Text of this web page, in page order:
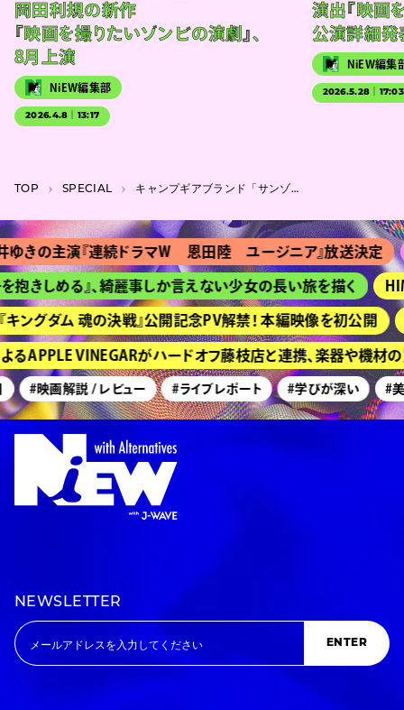
岡田利規の新作
『映画を撮りたいゾンビの演劇』、
8月上演
NiEW編集部
2026.4.8｜13:17
演出『映画
公演詳細発
NiEW編集
2026.5.28｜17:03
TOP SPECIAL キャンプギアブランド「サンゾー工務店」のSanzoは、愛と遊び心をアイテムに込める
主演『連続ドラマＷ 恩田陸 ユージニア』放送決定 『Ｔ
める』、綺麗事しか言えない少女の長い旅を描く
ダム 魂の決戦』公開記念PV解禁！ 本編映像を初公開 京都
VINEGARがハードオフ藤枝店と連携、楽器や機材の買
#映画解説 / レビュー #ライブレポート #学びが深い #美術展
NEWSLETTER
ENTER